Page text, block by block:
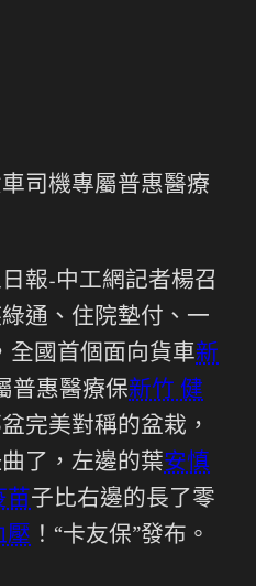
機專屬普惠醫療
-中工網記者楊召
通、住院墊付、一
全國首個面向貨車新
普惠醫療保新竹 健
完美對稱的盆栽，
了，左邊的葉安慎
苗子比右邊的長了零
壓 ！“卡友保”發布。